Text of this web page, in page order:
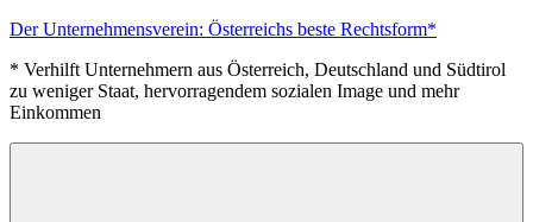
Zum
springen
Der Unternehmensverein: Österreichs beste Rechtsform*
* Verhilft Unternehmern aus Österreich, Deutschland und Südtirol
zu weniger Staat, hervorragendem sozialen Image und mehr
Einkommen